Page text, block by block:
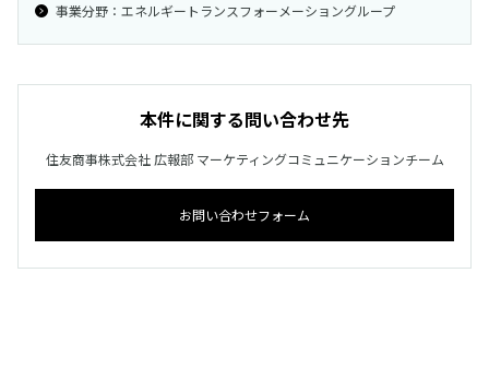
事業分野：エネルギートランスフォーメーショングループ
本件に関する問い合わせ先
住友商事株式会社 広報部 マーケティングコミュニケーションチーム
お問い合わせフォーム